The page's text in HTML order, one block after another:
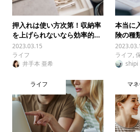
押入れは使い方次第！収納率
を上げられないなら効率的...
2023.03.15
ライフ
井手本 亜希
本当に
険の種
ライフ,
shipi
ライフ マ